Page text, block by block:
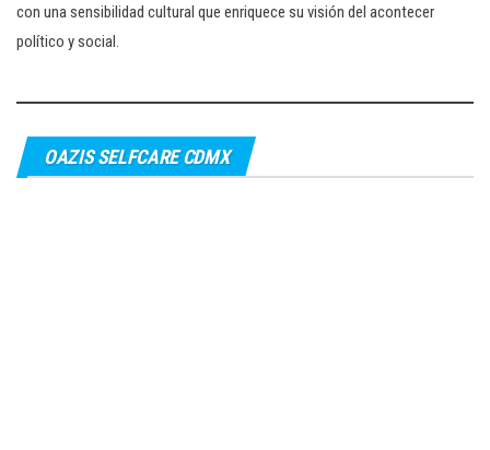
con una sensibilidad cultural que enriquece su visión del acontecer
político y social.
OAZIS SELFCARE CDMX